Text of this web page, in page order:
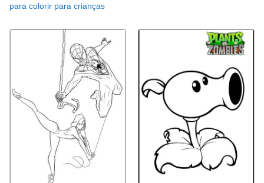
para colorir para crianças